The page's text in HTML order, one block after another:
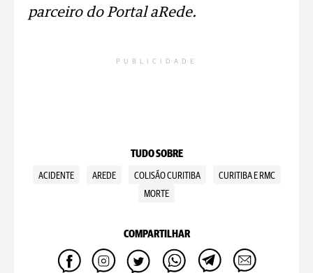
parceiro do Portal aRede.
PUBLICIDADE
TUDO SOBRE
ACIDENTE AREDE COLISÃO CURITIBA
CURITIBA E RMC
MORTE
COMPARTILHAR